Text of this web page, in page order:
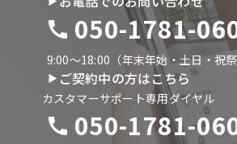
050-1781-
9:00〜18:00（年末年始・土日・祝祭
ご契約中の方はこちら
カスタマーサポート専用ダイヤル
050-1781-